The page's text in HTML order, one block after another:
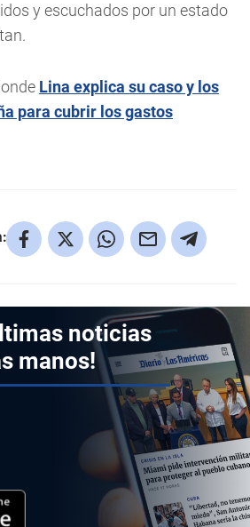
y escuchados por un estado
Lina explica su caso y los
para cubrir los gastos
noticias
manos!